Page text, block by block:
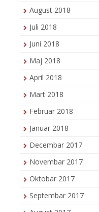
August 2018
Juli 2018
Juni 2018
Maj 2018
April 2018
Mart 2018
Februar 2018
Januar 2018
Decembar 2017
Novembar 2017
Oktobar 2017
Septembar 2017